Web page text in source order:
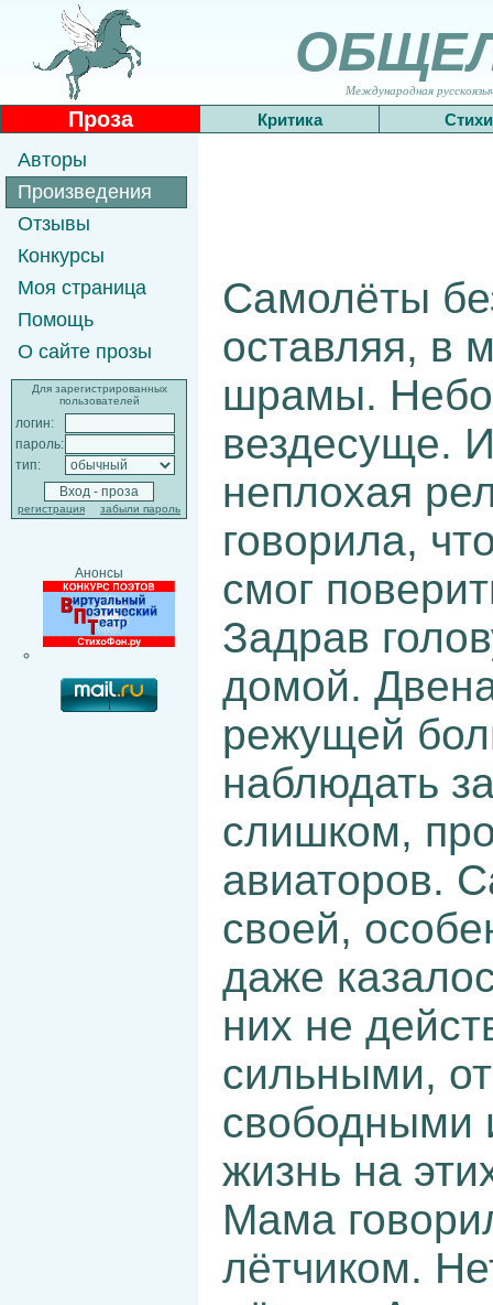
Международная
Проза Критика Стихи
Авторы
Произведения
Отзывы
Конкурсы
Моя страница
Помощь
О сайте прозы
Для зарегистрированных
пользователей
логин:
пароль:
тип:
регистрация забыли пароль
Анонсы
Самолёты
оставляя, в
шрамы. Небо
вездесуще.
неплохая
говорила,
смог
Задрав
домой.
режущей
наблюдать
слишком,
авиаторов.
своей,
даже
них не
сильными,
свободными
жизнь на
Мама
лётчиком.